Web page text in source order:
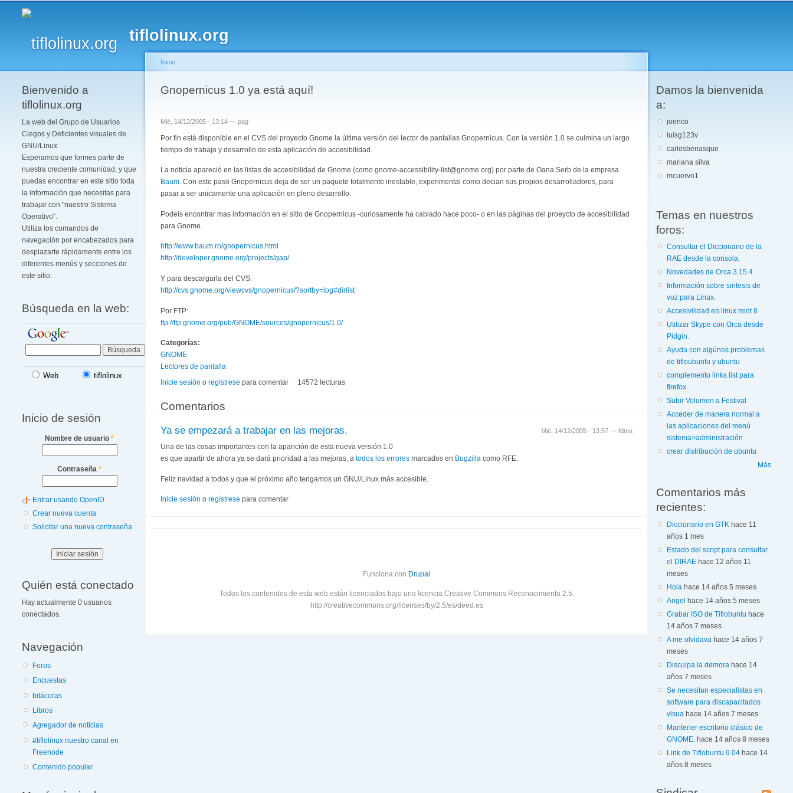
tiflolinux.org
Bienvenido a
tiflolinux.org
La web del Grupo de Usuarios
Ciegos y Deficientes visuales de
GNU/Linux.
Esperamos que formes parte de
nuestra creciente comunidad, y que
puedas encontrar en este sitio toda
la información que necesitas para
trabajar con "nuestro Sistema
Operativo".
Utiliza los comandos de
navegación por encabezados para
desplazarte rápidamente entre los
diferentes menús y secciones de
este sitio.
Búsqueda en la web:
Web tiflolinux
Inicio de sesión
Nombre de usuario *
Contraseña *
Entrar usando OpenID
Crear nueva cuenta
Solicitar una nueva contraseña
Quién está conectado
Hay actualmente 0 usuarios
conectados.
Navegación
Foros
Encuestas
bitácoras
Libros
Agregador de noticias
#tiflolinux nuestro canal en
Freenode
Contenido popular
Se encuentra usted aquí
Inicio
Gnopernicus 1.0 ya está aquí!
Mié, 14/12/2005 - 13:14 — pag
Por fin está disponible en el CVS del proyecto Gnome la última versión del lector de pantallas Gnopernicus. Con la versión 1.0 se culmina un largo
tiempo de trabajo y desarrollo de esta aplicación de accesibilidad.
La noticia apareció en las listas de accesibilidad de Gnome (como gnome-accessibility-list@gnome.org) por parte de Oana Serb de la empresa
Baum. Con este paso Gnopernicus deja de ser un paquete totalmente inestable, experimental como decian sus propios desarrolladores, para
pasar a ser unicamente una aplicación en pleno desarrollo.
Podeis encontrar mas información en el sitio de Gnopernicus -curiosamente ha cabiado hace poco- o en las páginas del proeycto de accesibilidad
para Gnome.
http://www.baum.ro/gnopernicus.html
http://developer.gnome.org/projects/gap/
Y para descargarla del CVS:
http://cvs.gnome.org/viewcvs/gnopernicus/?sortby=log#dirlist
Por FTP:
ftp://ftp.gnome.org/pub/GNOME/sources/gnopernicus/1.0/
Categorías:
GNOME
Lectores de pantalla
Inicie sesión o regístrese para comentar 14572 lecturas
Comentarios
Mié, 14/12/2005 - 13:57 — fdma
Ya se empezará a trabajar en las mejoras.
Una de las cosas importantes con la aparición de esta nueva versión 1.0
es que apartir de ahora ya se dará prioridad a las mejoras, a todos los errores marcados en Bugzilla como RFE.
Felíz navidad a todos y que el próximo año tengamos un GNU/Linux más accesible.
Inicie sesión o regístrese para comentar
Funciona con Drupal
Todos los contenidos de esta web están licenciados bajo una licencia Creative Commons Reconocimiento 2.5.
http://creativecommons.org/licenses/by/2.5/es/deed.es
Damos la bienvenida
a:
joenco
luisg123v
carlosbenasque
mariana silva
mcuervo1
Temas en nuestros
foros:
Consultar el Diccionario de la
RAE desde la consola.
Novedades de Orca 3.15.4
Información sobre sintesis de
voz para Linux.
Accesivilidad en linux mint 8
Utilizar Skype con Orca desde
Pidgin.
Ayuda con algúnos problemas
de tifloubuntu y ubuntu
complemento links list para
firefox
Subir Volumen a Festival
Acceder de manera normal a
las aplicaciones del menú
sistema>administración
crear distribución de ubuntu
Más
Comentarios más
recientes:
Diccionario en GTK hace 11
años 1 mes
Estado del script para consultar
el DIRAE hace 12 años 11
meses
Hola hace 14 años 5 meses
Angel hace 14 años 5 meses
Grabar ISO de Tiflobuntu hace
14 años 7 meses
A me olvidava hace 14 años 7
meses
Disculpa la demora hace 14
años 7 meses
Se necesitan especialistas en
software para discapacitados
visua hace 14 años 7 meses
Mantener escritorio clásico de
GNOME. hace 14 años 8 meses
Link de Tiflobuntu 9.04 hace 14
años 8 meses